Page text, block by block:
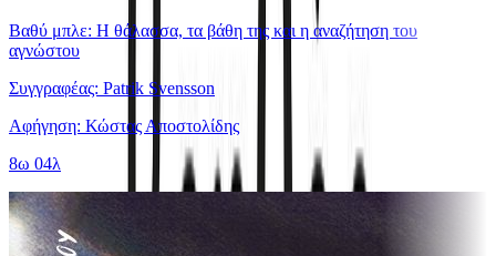
Βαθύ μπλε: H θάλασσα, τα βάθη της και η αναζήτηση του
αγνώστου
Συγγραφέας: Patrik Svensson
Αφήγηση: Κώστας Αποστολίδης
8ω 04λ